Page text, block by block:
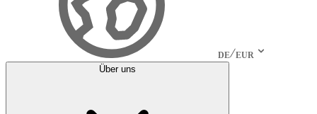
DE EUR
Über uns